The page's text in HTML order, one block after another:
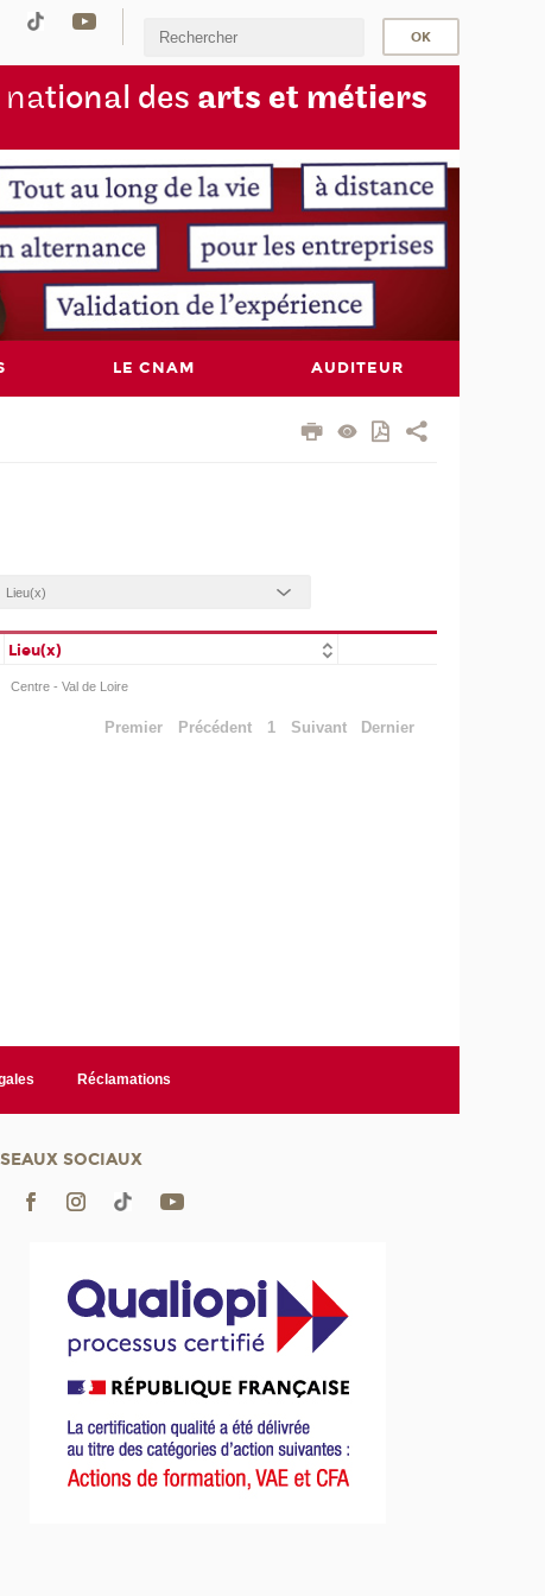
tional des arts et métiers
LE CNAM AUDITEUR
Lieu(x)
Centre - Val de Loire
Premier Précédent 1 Suivant Dernier
Réclamations
SOCIAUX